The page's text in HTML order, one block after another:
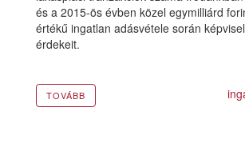
és a 2015-ös évben közel egymilliárd
értékű ingatlan adásvétele során
érdekeit.
TOVÁBB